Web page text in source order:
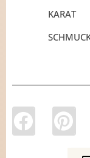
KARAT